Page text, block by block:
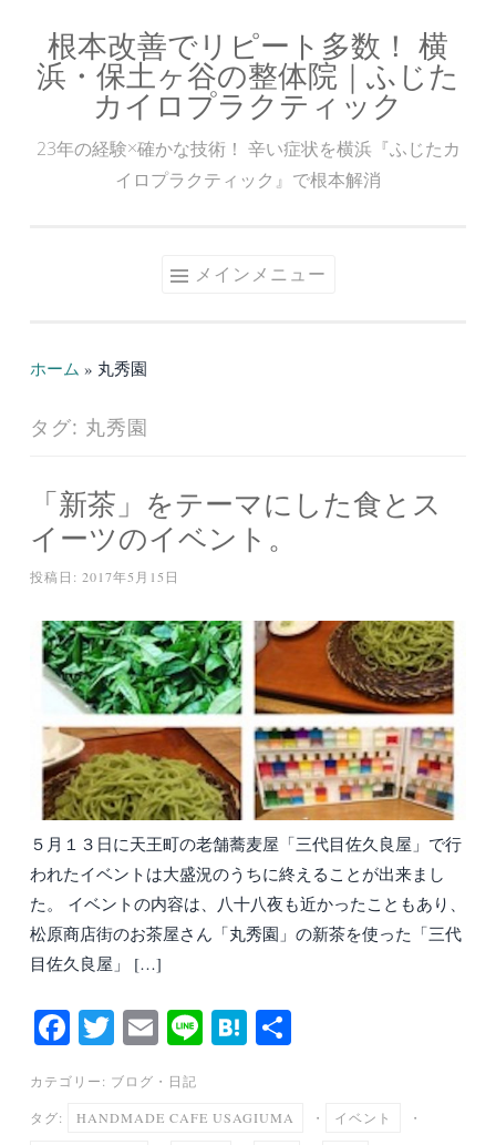
ン
根本改善でリピート多数！ 横
浜・保土ヶ谷の整体院｜ふじた
カイロプラクティック
23年の経験×確かな技術！ 辛い症状を横浜『ふじたカ
イロプラクティック』で根本解消
メインメニュー
ホーム » 丸秀園
タグ: 丸秀園
「新茶」をテーマにした食とス
イーツのイベント。
投稿日: 2017年5月15日
５月１３日に天王町の老舗蕎麦屋「三代目佐久良屋」で行
われたイベントは大盛況のうちに終えることが出来まし
た。 イベントの内容は、八十八夜も近かったこともあり、
松原商店街のお茶屋さん「丸秀園」の新茶を使った「三代
目佐久良屋」 […]
Fa
ce
bo
ok
T
wi
tte
r
E
m
ail
Li H
a
カテゴリー: ブログ ・ 日記
タグ: HANDMADE CAFE USAGIUMA ・ イベント ・